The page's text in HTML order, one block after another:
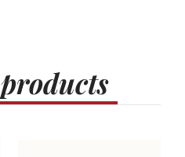
products